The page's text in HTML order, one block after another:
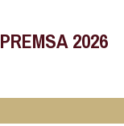
PREMSA 2026